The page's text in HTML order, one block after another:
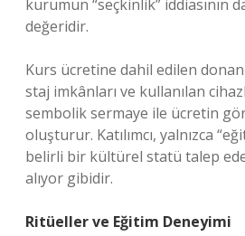
kurumun “seçkinlik” iddiasının
değeridir.
Kurs ücretine dahil edilen
staj imkânları ve kullanılan
sembolik sermaye ile ücretin
oluşturur. Katılımcı, yalnızca
belirli bir kültürel statü talep
alıyor gibidir.
Ritüeller ve Eğitim Deneyimi